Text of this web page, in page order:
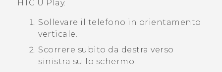
HTC U Play.
Sollevare il telefono in orientamento
verticale.
Scorrere subito da destra verso
sinistra sullo schermo.